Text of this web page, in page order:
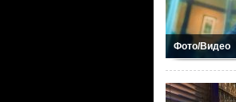
Фото/Видео